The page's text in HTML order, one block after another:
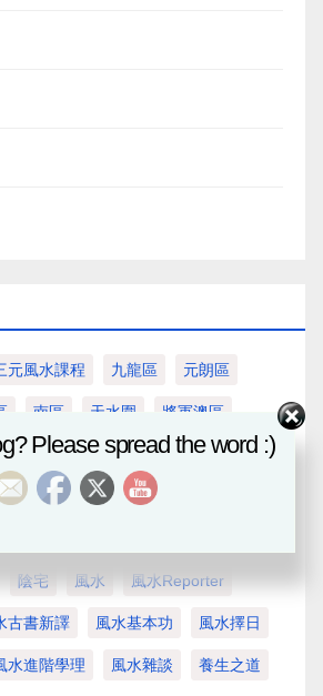
元風水課程 九龍區 元朗區
南區 天水圍 將軍澳區
旺角區 流年風水 深水埗區
玄學奇異過案 玄學錄音
陰宅 風水 風水Reporter
古書新譯 風水基本功 風水擇日
水進階學理 風水雜談 養生之道
Please spread the word :)